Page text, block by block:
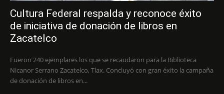
Cultura Federal respalda y reconoce éxito
de iniciativa de donación de libros en
Zacatelco
Fueron 240 ejemplares los que se recaudaron para la Biblioteca
Nicanor Serrano Zacatelco, Tlax. Concluyó con gran éxito la campaña
de donación de libros en...